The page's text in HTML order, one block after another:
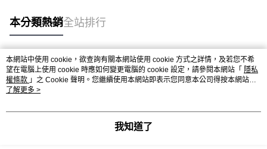
本分類熱銷全站排行
熱門標籤
本網站中使用 cookie，欲查詢有關本網站使用 cookie 方式之詳情，及若您不希
望在電腦上使用 cookie 時應如何變更電腦的 cookie 設定，請參閱本網站「 隱私
權條款 」之 Cookie 聲明。您繼續使用本網站即表示您同意本公司得按本網站使
用條款之 Cookie 聲明使用 cookie。
了解更多 >
我知道了